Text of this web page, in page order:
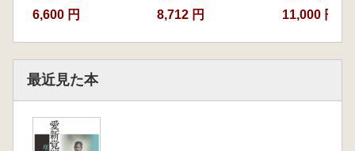
6,600 円 8,712 円 11,000 円
最近見た本